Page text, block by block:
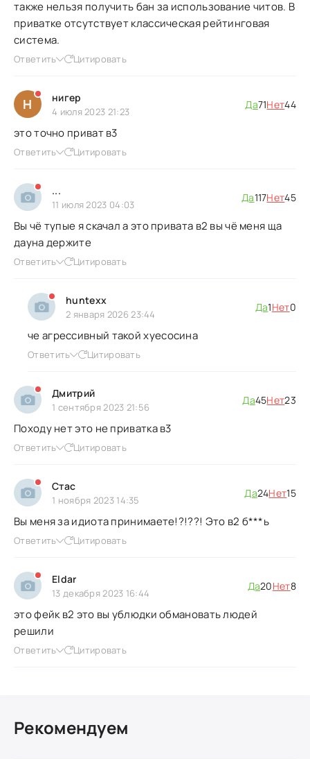
также нельзя получить бан за использование читов. В
приватке отсутствует классическая рейтинговая
система.
Ответить Цитировать
Н нигер
4 июля 2023 21:23
Да71Нет44
это точно приват в3
Ответить Цитировать
...
11 июля 2023 04:03
Да117Нет45
Вы чё тупые я скачал а это привата в2 вы чё меня ща
дауна держите
Ответить Цитировать
huntexx
2 января 2026 23:44
Да1Нет0
че агрессивный такой хуесосина
Ответить Цитировать
Дмитрий
1 сентября 2023 21:56
Да45Нет23
Походу нет это не приватка в3
Ответить Цитировать
Стас
1 ноября 2023 14:35
Да24Нет15
Вы меня за идиота принимаете!?!??! Это в2 б***ь
Ответить Цитировать
Eldar
13 декабря 2023 16:44
Да20Нет8
это фейк в2 это вы ублюдки обмановать людей
решили
Ответить Цитировать
Рекомендуем